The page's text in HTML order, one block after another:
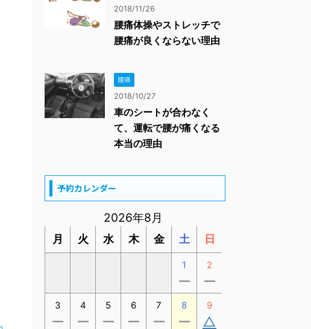
2018/11/26
腰痛体操やストレッチで
腰痛が良くならない理由
腰痛
2018/10/27
車のシートが合わなく
て、運転で腰が痛くなる
本当の理由
予約カレンダー
2026年8月
月 火 水 木 金 土 日
1
ー
2
ー
3
ー
4
ー
5
ー
6
ー
7
ー
8
ー
9
△